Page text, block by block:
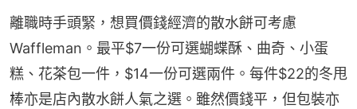
離職時手頭緊，想買價錢經濟的散水餅可考慮
Waffleman。最平$7一份可選蝴蝶酥、曲奇、小蛋
糕、花茶包一件，$14一份可選兩件。每件$22的冬甩
棒亦是店內散水餅人氣之選。雖然價錢平，但包裝亦